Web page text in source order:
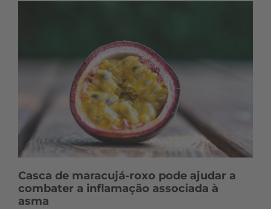
Casca de maracujá-roxo pode ajudar a
combater a inflamação associada à
asma